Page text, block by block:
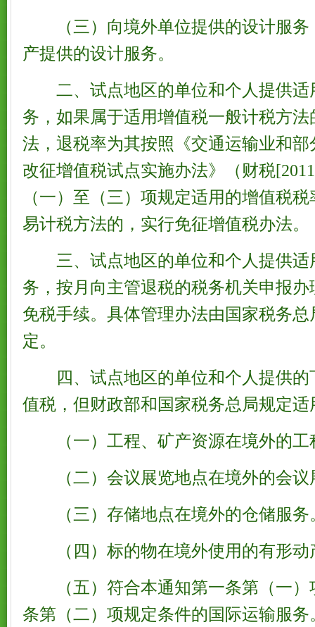
（三）向境外单位提供的设计服务
产提供的设计服务。
二、试点地区的单位和个人提供适
务，如果属于适用增值税一般计税方
法，退税率为其按照《交通运输业和
改征增值税试点实施办法》（财税
（一）至（三）项规定适用的增值税
易计税方法的，实行免征增值税办法。
三、试点地区的单位和个人提供适
务，按月向主管退税的税务机关申报
免税手续。具体管理办法由国家税务
定。
四、试点地区的单位和个人提供的
值税，但财政部和国家税务总局规定
（一）工程、矿产资源在境外的工
（二）会议展览地点在境外的会议
（三）存储地点在境外的仓储服务
（四）标的物在境外使用的有形
（五）符合本通知第一条第（一）
条第（二）项规定条件的国际运输服务